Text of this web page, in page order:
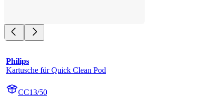
Philips
Kartusche für Quick Clean Pod
CC13/50